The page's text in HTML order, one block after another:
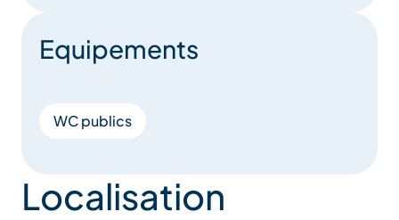
Equipements
WC publics
Localisation